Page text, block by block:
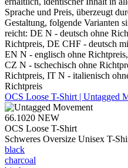
Sprache und Preis, überzeugt
Gestaltung, folgende Varianten
reicht: DE N - deutsch ohne
Richtpreis, DE CHF - deutsch
EN N - englisch ohne
CZ N - tschechisch ohne
Richtpreis, IT N - italienisch
Richtpreis
OCS Loose T-Shirt | Untagged
66.1020 NEW
OCS Loose T-Shirt
Schweres Oversize Unisex T-
black
charcoal